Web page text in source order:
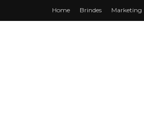
Home Brindes Marketing